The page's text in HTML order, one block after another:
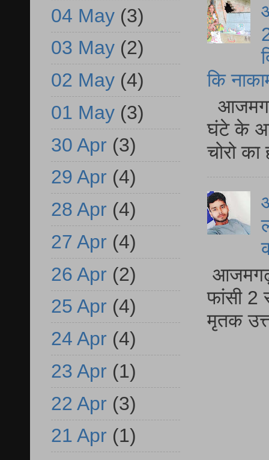
कि
घंटे के
चोरो
आजमगढ़
फांसी 2
मृतक
04 May (3)
03 May (2)
02 May (4)
01 May (3)
30 Apr (3)
29 Apr (4)
28 Apr (4)
27 Apr (4)
26 Apr (2)
25 Apr (4)
24 Apr (4)
23 Apr (1)
22 Apr (3)
21 Apr (1)